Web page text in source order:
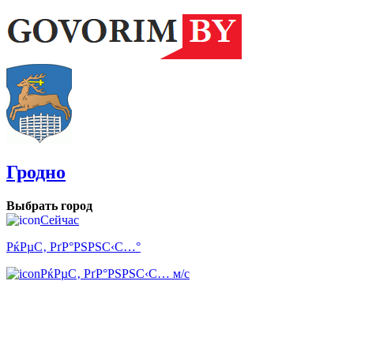
Гродно
Выбрать город
Сейчас
РќРµС‚ РґР°РЅРЅС‹С…°
РќРµС‚ РґР°РЅРЅС‹С… м/с